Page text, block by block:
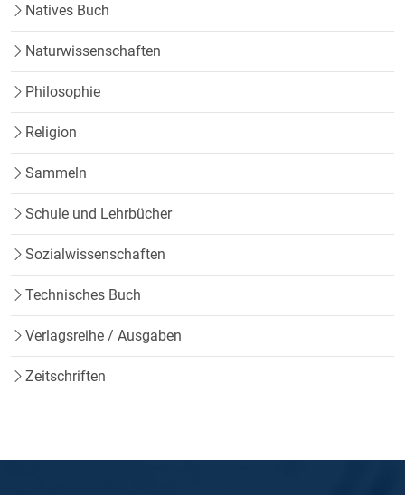
Natives Buch
Naturwissenschaften
Philosophie
Religion
Sammeln
Schule und Lehrbücher
Sozialwissenschaften
Technisches Buch
Verlagsreihe / Ausgaben
Zeitschriften